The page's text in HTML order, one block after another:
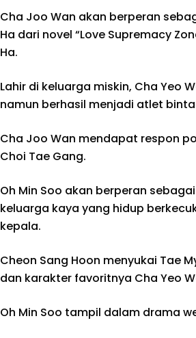
Cha Joo Wan akan berperan
Ha dari novel “Love Supremacy
Ha.
Lahir di keluarga miskin, Cha Yeo
namun berhasil menjadi atlet
Cha Joo Wan mendapat respon
Choi Tae Gang.
Oh Min Soo akan berperan
keluarga kaya yang hidup
kepala.
Cheon Sang Hoon menyukai Tae
dan karakter favoritnya Cha Yeo
Oh Min Soo tampil dalam drama